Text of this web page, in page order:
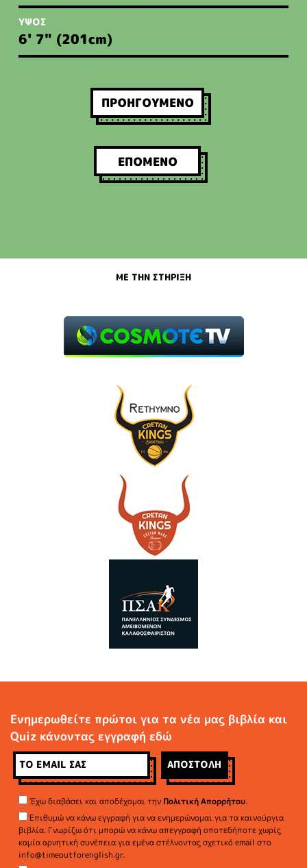
ΥΨΟΣ
6' 7" (201cm)
ΠΛΟΗΓΗΣΗ
ΑΡΘΡΩΝ ΠΡΟΗΓΟΥΜΕΝΟ
ΕΠΟΜΕΝΟ
ΜΕ ΤΗΝ ΣΤΗΡΙΞΗ
Ενημερωθείτε πρώτοι για τα νέα μας βιβλία και
Quiz κάνοντας εγγραφή εδώ
Έχω διαβάσει και αποδέχομαι την Πολιτική Απορρήτου.
Επιθυμώ να κάνω εγγραφή για να ενημερώνομαι για τα καινούργια
βιβλία. Γνωρίζω ότι μπορώ να κάνω απεγγραφή οποτεδήποτε χωρίς
καμία αρνητική συνέπεια για εμένα στέλνοντας σχετικό email στο
info@timeoutforenglish.gr.